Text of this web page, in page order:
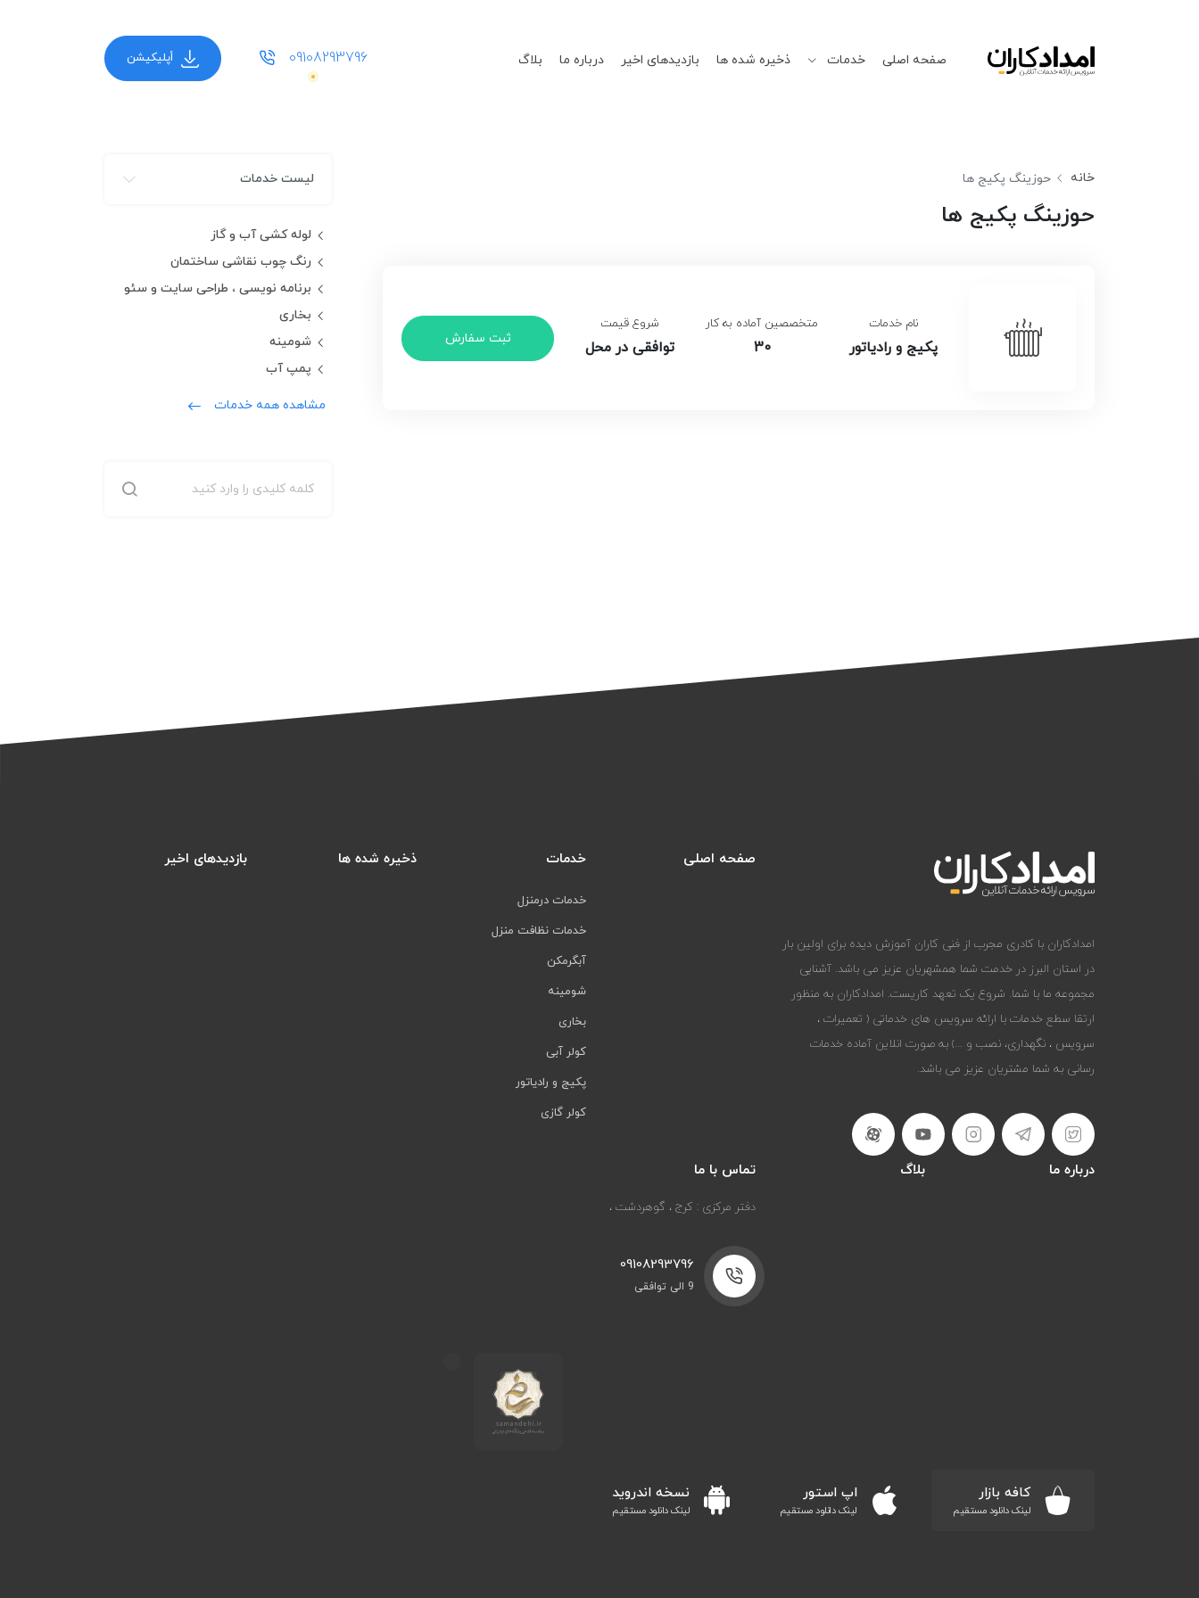
صفحه اصلی خدمات ذخیره شده ها بازدیدهای اخیر درباره ما بلاگ أپلیکیشن 09108293796
خانه حوزینگ پکیج ها
حوزینگ پکیج ها
نام خدمات
پکیج و رادیاتور
متخصصین آماده به کار
30
شروع قیمت
توافقی در محل ثبت سفارش
لیست خدمات
لوله کشی آب و گاز
رنگ چوب نقاشی ساختمان
برنامه نویسی ، طراحی سایت و سئو
بخاری
شومینه
پمپ آب
مشاهده همه خدمات
امدادکاران با کادری مجرب از فنی کاران آموزش دیده برای اولین بار
در استان البرز در خدمت شما همشهریان عزیز می باشد. آشنایی
مجموعه ما با شما. شروع یک تعهد کاریست. امدادکاران به منظور
ارتقا سطع خدمات با ارائه سرویس های خدماتی ( تعمیرات ،
سرویس ، نگهداری، نصب و ...) به صورت انلاین آماده خدمات
رسانی به شما مشتریان عزیز می باشد.
صفحه اصلی خدمات
خدمات درمنزل
خدمات نظافت منزل
آبگرمکن
شومینه
بخاری
کولر آبی
پکیج و رادیاتور
کولر گازی
ذخیره شده ها بازدیدهای اخیر
درباره ما بلاگ تماس با ما
دفتر مرکزی : کرج ، گوهردشت ،
09108293796
9 الی توافقی
کافه بازار
لینک دانلود مستقیم
اپ استور
لینک دانلود مستقیم
نسخه اندروید
لینک دانلود مستقیم